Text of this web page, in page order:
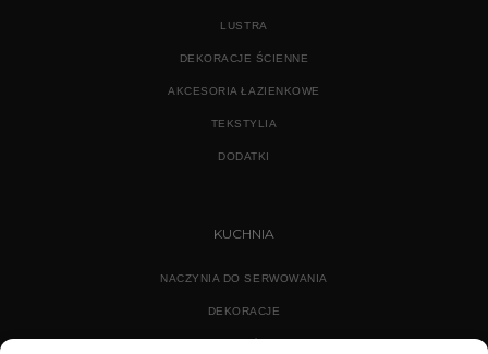
LUSTRA
DEKORACJE ŚCIENNE
AKCESORIA ŁAZIENKOWE
TEKSTYLIA
DODATKI
KUCHNIA
NACZYNIA DO SERWOWANIA
DEKORACJE